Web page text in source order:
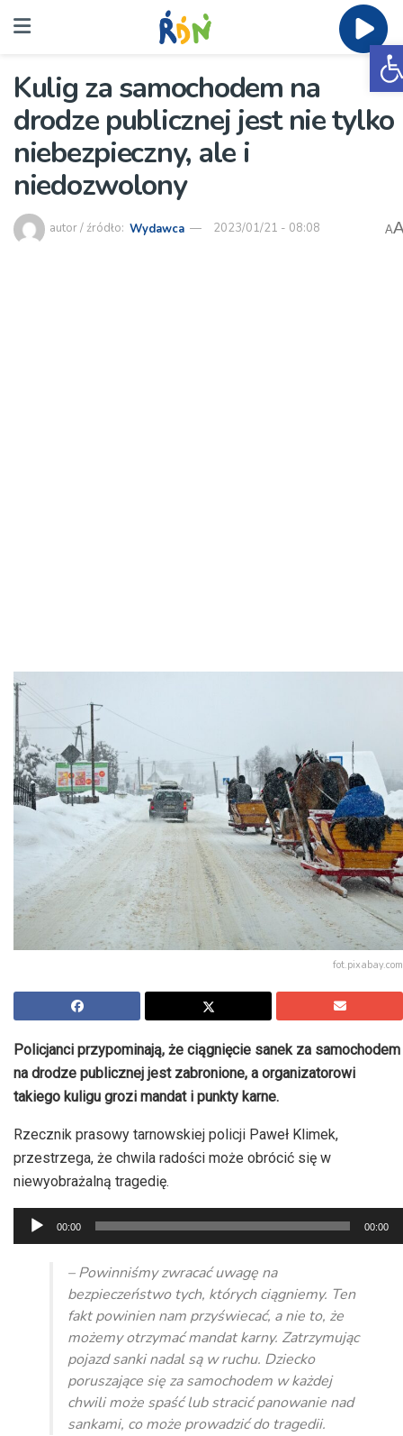
Kulig za samochodem na
drodze publicznej jest nie tylko
niebezpieczny, ale i
niedozwolony
autor / źródło: Wydawca 2023/01/21 - 08:08 A
fot.pixabay.com
Policjanci przypominają, że ciągnięcie sanek za samochodem
na drodze publicznej jest zabronione, a organizatorowi
takiego kuligu grozi mandat i punkty karne.
Rzecznik prasowy tarnowskiej policji Paweł Klimek,
przestrzega, że chwila radości może obrócić się w
niewyobrażalną tragedię.
Odtwarzacz
plików
dźwiękowych
00:00 00:00
– Powinniśmy zwracać uwagę na
bezpieczeństwo tych, których ciągniemy. Ten
fakt powinien nam przyświecać, a nie to, że
możemy otrzymać mandat karny. Zatrzymując
pojazd sanki nadal są w ruchu. Dziecko
poruszające się za samochodem w każdej
chwili może spaść lub stracić panowanie nad
sankami, co może prowadzić do tragedii.